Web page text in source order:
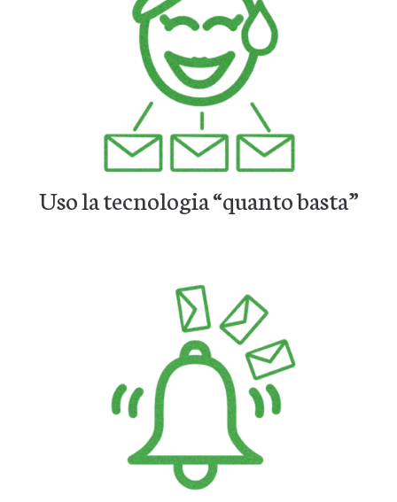
Uso la tecnologia “quanto basta”